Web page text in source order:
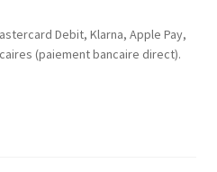
Debit, Klarna, Apple Pay,
(paiement bancaire direct).